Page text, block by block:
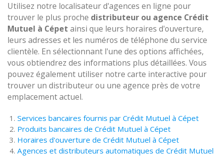
Utilisez notre localisateur d'agences en ligne pour
trouver le plus proche distributeur ou agence Crédit
Mutuel à Cépet ainsi que leurs horaires d'ouverture,
leurs adresses et les numéros de téléphone du service
clientèle. En sélectionnant l'une des options affichées,
vous obtiendrez des informations plus détaillées. Vous
pouvez également utiliser notre carte interactive pour
trouver un distributeur ou une agence près de votre
emplacement actuel.
Services bancaires fournis par Crédit Mutuel à Cépet
Produits bancaires de Crédit Mutuel à Cépet
Horaires d'ouverture de Crédit Mutuel à Cépet
Agences et distributeurs automatiques de Crédit Mutuel